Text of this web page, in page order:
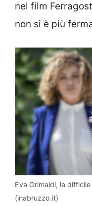
nel film
non si è più
Eva Grimaldi, la
(inabruzzo.it)